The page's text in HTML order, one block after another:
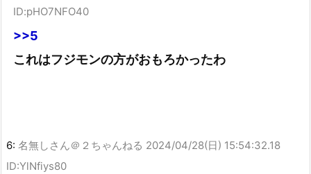
ID:pHO7NFO40
>>5
これはフジモンの方がおもろかったわ
6: 名無しさん＠２ちゃんねる 2024/04/28(日) 15:54:32.18
ID:YlNfiys80